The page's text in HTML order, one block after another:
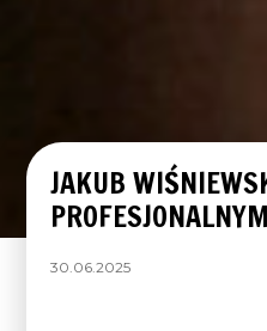
JAKUB
30.06.2025